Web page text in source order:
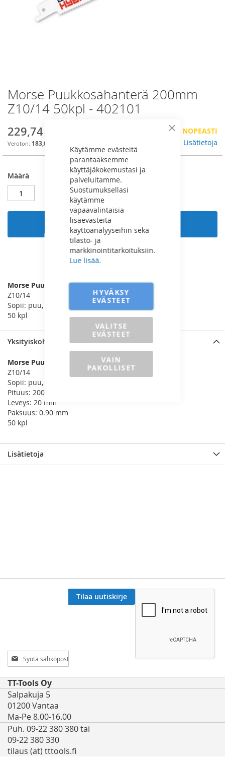
Sulje
Käytämme evästeitä
parantaaksemme
käyttäjäkokemustasi ja
palveluitamme.
Suostumuksellasi
käytämme
vapaavalintaisia
lisäevästeitä
käyttöanalyyseihin sekä
tilasto- ja
markkinointitarkoituksiin.
Lue lisää.
HYVÄKSY
EVÄSTEET
VALITSE
EVÄSTEET
VAIN
PAKOLLISET
Skip
to
the
of
the
Morse Puukkosahanterä 200mm
Z10/14 50kpl - 402101
229,74 €
183,06 €
VÄHÄN VARASTOSSA, TILAA NOPEASTI
Lisätietoja
Määrä
Lisää ostoskoriin
LISÄÄ VERTAILUUN
Morse Puukkosahanterä
Z10/14
Sopii: puu, muovi, metalli
50 kpl
Yksityiskohdat
Morse Puukkosahanterä
Z10/14
Sopii: puu, muovi, metalli
Pituus: 200 mm
Leveys: 20 mm
Paksuus: 0.90 mm
50 kpl
Lisätietoja
Tilaa
uutiskirjeemme:
Tilaa uutiskirje
TT-Tools Oy
Salpakuja 5
01200 Vantaa
Ma-Pe 8.00-16.00
Puh. 09-22 380 380 tai
09-22 380 330
tilaus (at) tttools.fi